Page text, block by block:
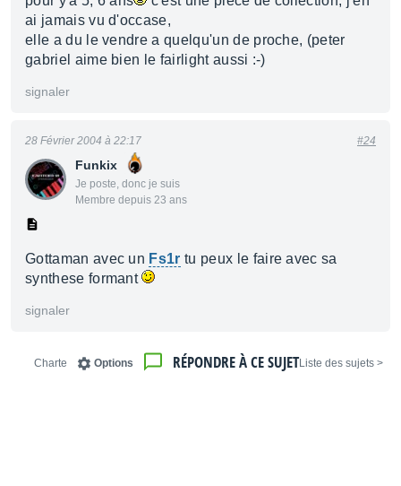
ai jamais vu d'occase,
elle a du le vendre a quelqu'un de proche, (peter
gabriel aime bien le fairlight aussi :-)
signaler
Funkix
Je poste, donc je suis
Membre depuis 23 ans
28 Février 2004 à 22:17 #24
Gottaman avec un Fs1r tu peux le faire avec sa
synthese formant
signaler
< Liste des sujets
RÉPONDRE À CE SUJET
Options
Charte